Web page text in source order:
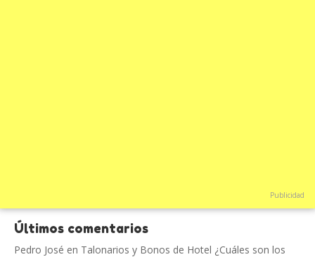
Publicidad
Últimos comentarios
Pedro José en Talonarios y Bonos de Hotel ¿Cuáles son los